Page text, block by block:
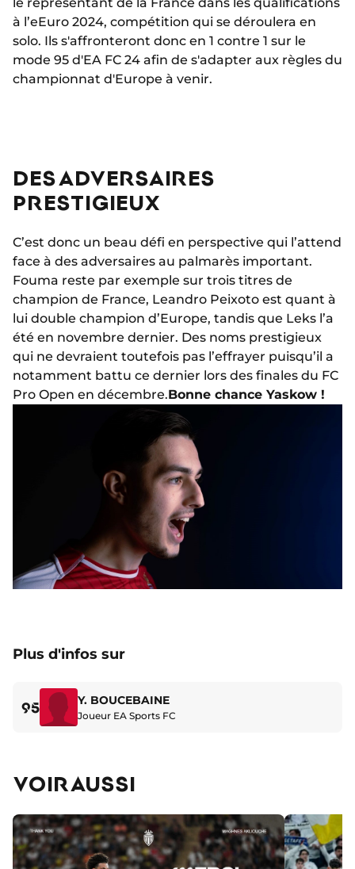
à l’eEuro 2024, compétition qui se déroulera en
solo. Ils s'affronteront donc en 1 contre 1 sur le
mode 95 d'EA FC 24 afin de s'adapter aux règles du
championnat d'Europe à venir.
DES ADVERSAIRES
PRESTIGIEUX
C’est donc un beau défi en perspective qui l’attend
face à des adversaires au palmarès important.
Fouma reste par exemple sur trois titres de
champion de France, Leandro Peixoto est quant à
lui double champion d’Europe, tandis que Leks l’a
été en novembre dernier. Des noms prestigieux
qui ne devraient toutefois pas l’effrayer puisqu’il a
notamment battu ce dernier lors des finales du FC
Pro Open en décembre.Bonne chance Yaskow !
Plus d'infos sur
95 Y. BOUCEBAINE
Joueur EA Sports FC
VOIR AUSSI